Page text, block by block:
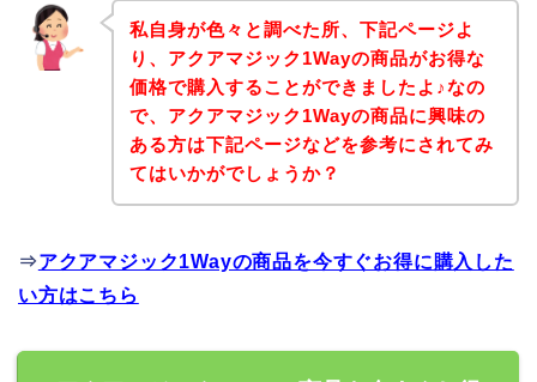
私自身が色々と調べた所、下記ページよ
り、アクアマジック1Wayの商品がお得な
価格で購入することができましたよ♪なの
で、アクアマジック1Wayの商品に興味の
ある方は下記ページなどを参考にされてみ
てはいかがでしょうか？
⇒アクアマジック1Wayの商品を今すぐお得に購入した
い方はこちら